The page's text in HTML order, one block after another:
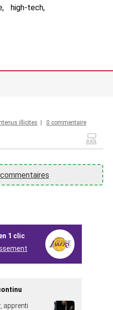
high-tech,
illicites | 0 commentaire
1 clic
apprenti